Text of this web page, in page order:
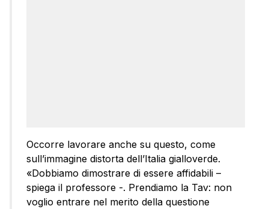
Occorre lavorare anche su questo, come
sull’immagine distorta dell’Italia gialloverde.
«Dobbiamo dimostrare di essere affidabili –
spiega il professore -. Prendiamo la Tav: non
voglio entrare nel merito della questione